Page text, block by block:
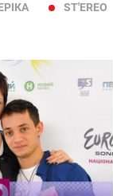
ST'EREO